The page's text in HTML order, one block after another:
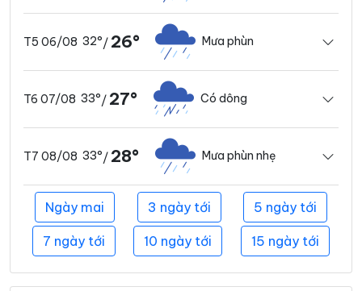
T5 06/08 32°/ 26° Mưa phùn
T6 07/08 33°/ 27° Có dông
T7 08/08 33°/ 28° Mưa phùn nhẹ
Ngày mai 3 ngày tới 5 ngày tới
7 ngày tới 10 ngày tới 15 ngày tới